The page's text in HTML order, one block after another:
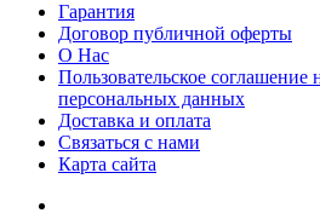
Гарантия
Договор публичной оферты
О Нас
Пользовательское соглашение
персональных данных
Доставка и оплата
Связаться с нами
Карта сайта